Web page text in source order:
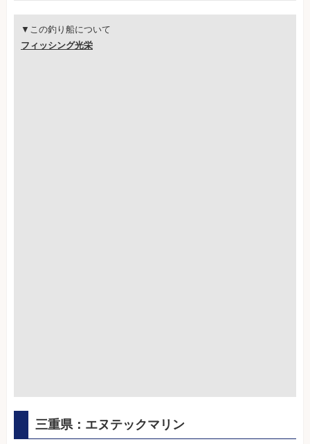
▼この釣り船について
フィッシング光栄
三重県：エヌテックマリン